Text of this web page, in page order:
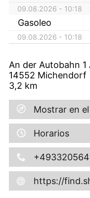
09.08.2026 - 10:18
Gasoleo
09.08.2026 - 10:18
An der Autobahn 1
14552 Michendorf
3,2 km
Mostrar en
Horarios
https://